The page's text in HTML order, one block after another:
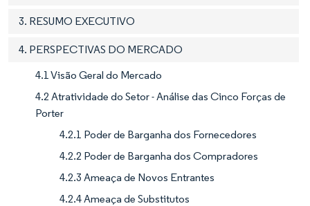
3. RESUMO EXECUTIVO
4. PERSPECTIVAS DO MERCADO
4.1 Visão Geral do Mercado
4.2 Atratividade do Setor - Análise das Cinco Forças de
Porter
4.2.1 Poder de Barganha dos Fornecedores
4.2.2 Poder de Barganha dos Compradores
4.2.3 Ameaça de Novos Entrantes
4.2.4 Ameaça de Substitutos